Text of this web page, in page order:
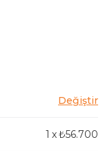
1 x₺56.700